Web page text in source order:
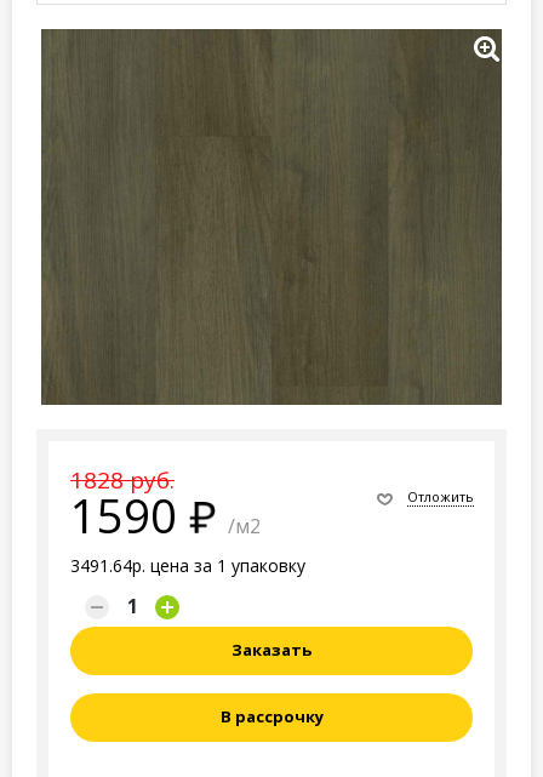
1828 руб.
1590 /м2
3491.64р. цена за 1 упаковку
Отложить
Заказать
В рассрочку